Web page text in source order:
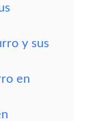
y sus
en